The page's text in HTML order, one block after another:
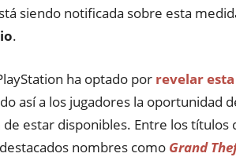
siendo notificada sobre esta
.
ha optado por revelar esta
así a los jugadores la oportunidad
estar disponibles. Entre los títulos
nombres como Grand